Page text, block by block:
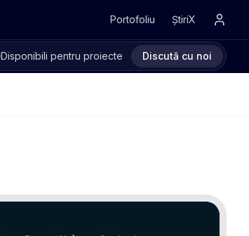
Portofoliu ȘtiriX
Disponibili pentru proiecte Discută cu noi